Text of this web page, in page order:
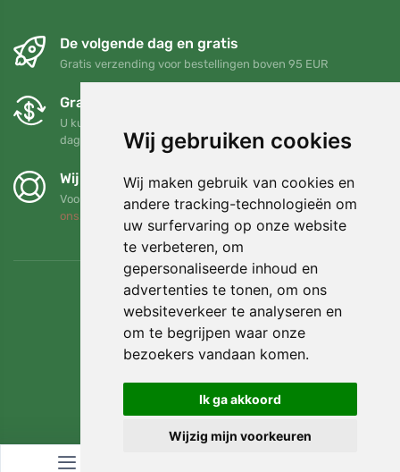
Wij gebruiken cookies
Wij maken gebruik van cookies en
andere tracking-technologieën om
uw surfervaring op onze website
te verbeteren, om
gepersonaliseerde inhoud en
advertenties te tonen, om ons
websiteverkeer te analyseren en
om te begrijpen waar onze
bezoekers vandaan komen.
Ik ga akkoord
Wijzig mijn voorkeuren
De volgende dag en gratis
Gratis verzending voor bestellingen boven 95 EUR
Gratis ruilen en retourneren
U kunt uw bestelling op elk gewenst moment binnen 90
dagen retourneren of ruilen
Wij steunen Trees.org
Voor elke bestelling planten we een boom! Lees meer Over
ons